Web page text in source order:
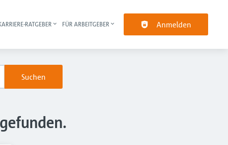
Navigation
RATGEBER FÜR ARBEITGEBER Anmelden
Suchen